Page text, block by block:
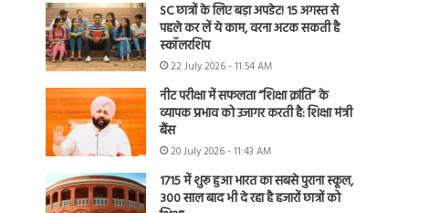
SC छात्रों के लिए बड़ा अपडेट! 15 अगस्त से
पहले कर लें ये काम, वरना अटक सकती है
स्कॉलरशिप
22 July 2026 - 11:54 AM
नीट परीक्षा में सफलता “शिक्षा क्रांति” के
व्यापक प्रभाव को उजागर करती है: शिक्षा मंत्री
बैंस
20 July 2026 - 11:43 AM
1715 में शुरू हुआ भारत का सबसे पुराना स्कूल,
300 साल बाद भी दे रहा है हजारों छात्रों को